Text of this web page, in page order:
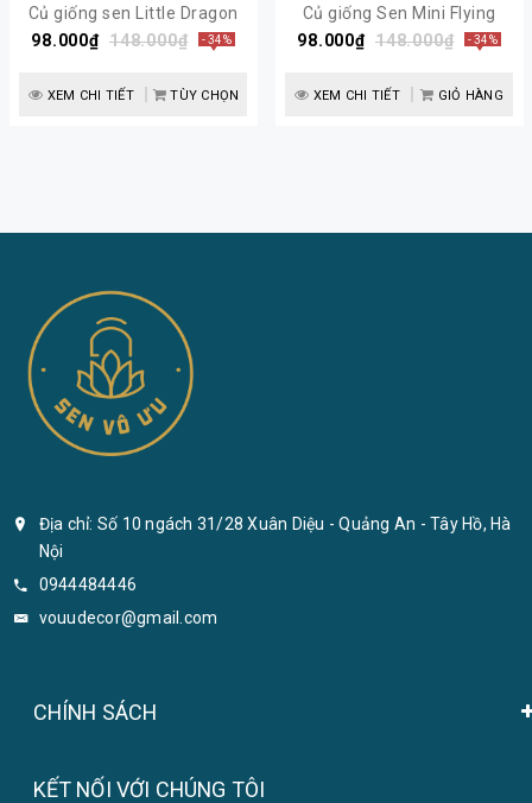
Củ giống sen Little Dragon
siêu hoa | Sen Vô Ưu
98.000₫ 148.000₫ - 34%
XEM CHI TIẾT TÙY CHỌN
Củ giống Sen Mini Flying
Snow
98.000₫ 148.000₫ - 34%
XEM CHI TIẾT GIỎ HÀNG
Địa chỉ: Số 10 ngách 31/28 Xuân Diệu - Quảng An - Tây Hồ, Hà
Nội
0944484446
vouudecor@gmail.com
CHÍNH SÁCH
KẾT NỐI VỚI CHÚNG TÔI